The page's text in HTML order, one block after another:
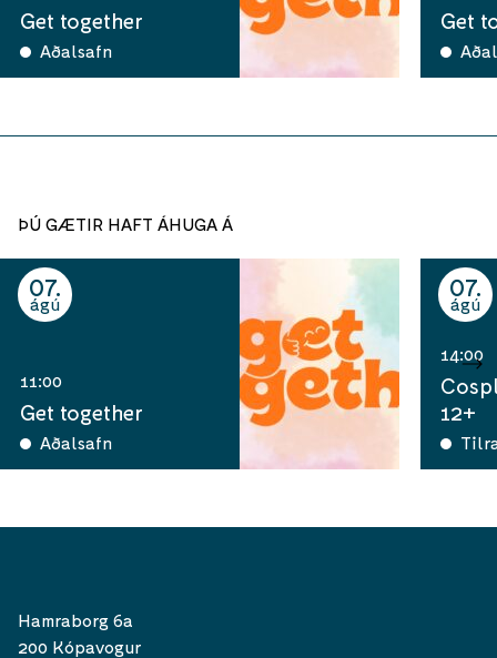
Get together
Aðalsafn
Get
ÞÚ GÆTIR HAFT ÁHUGA Á
07
ágú
11:00
Get together
Aðalsafn
07
ágú
14:00
12+
Hamraborg 6a
200 Kópavogur